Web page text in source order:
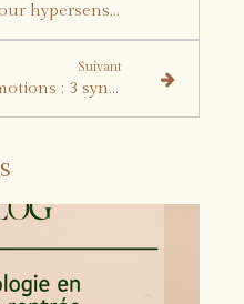
Fleurs de Bach pour hypersensibles : mieux vivre les montagnes russes émotionnelles de l’hiver
Suivant
Huiles essentielles et émotions : 3 synergies naturelles pour libérer le trop-plein